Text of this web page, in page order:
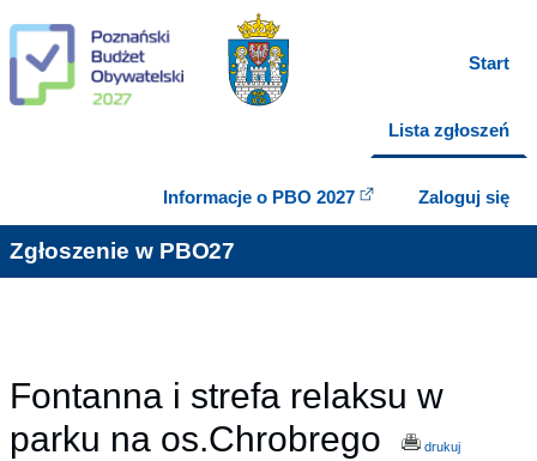
Start
Lista zgłoszeń
Informacje o PBO 2027 Zaloguj się
Zgłoszenie w PBO27
Fontanna i strefa relaksu w
parku na os.Chrobrego
drukuj